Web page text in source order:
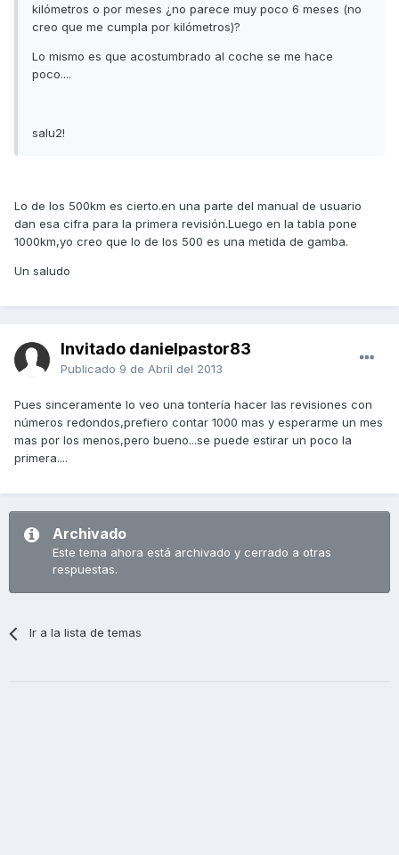
kilómetros o por meses ¿no parece muy poco 6 meses (no
creo que me cumpla por kilómetros)?
Lo mismo es que acostumbrado al coche se me hace
poco....
salu2!
Lo de los 500km es cierto.en una parte del manual de usuario
dan esa cifra para la primera revisión.Luego en la tabla pone
1000km,yo creo que lo de los 500 es una metida de gamba.
Un saludo
Invitado danielpastor83
Publicado 9 de Abril del 2013
Pues sinceramente lo veo una tontería hacer las revisiones con
números redondos,prefiero contar 1000 mas y esperarme un mes
mas por los menos,pero bueno...se puede estirar un poco la
primera....
Archivado
Este tema ahora está archivado y cerrado a otras
respuestas.
Ir a la lista de temas